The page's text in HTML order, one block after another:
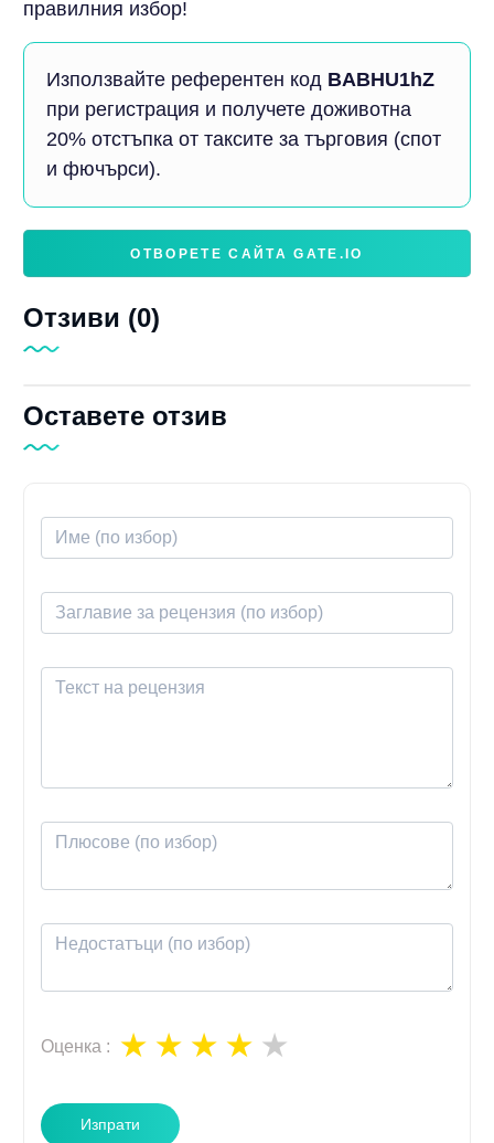
правилния избор!
Използвайте референтен код BABHU1hZ
при регистрация и получете доживотна
20% отстъпка от таксите за търговия (спот
и фючърси).
ОТВОРЕТЕ САЙТА GATE.IO
Отзиви (0)
Оставете отзив
Оценка :
Изпрати